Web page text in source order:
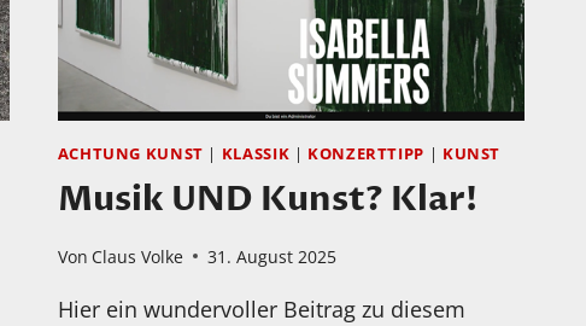
MUSIC
ACHTUNG KUNST | KLASSIK | KONZERTTIPP | KUNST
Musik UND Kunst? Klar!
Von Claus Volke 31. August 2025
Hier ein wundervoller Beitrag zu diesem